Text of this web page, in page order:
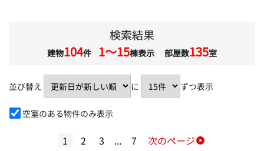
検索結果
建物104件 1〜15棟表示 部屋数135室
並び替え に ずつ表示
空室のある物件のみ表示
1 2 3 ... 7 次のページ